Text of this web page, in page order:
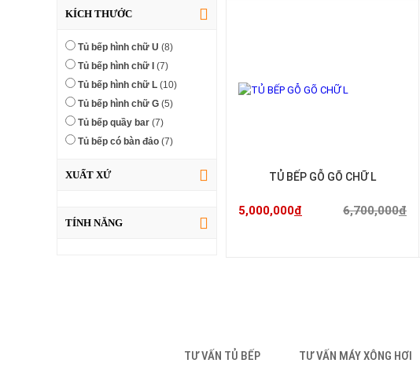
KÍCH THƯỚC
Tủ bếp hình chữ U (8)
Tủ bếp hình chữ I
(7)
Tủ bếp hình chữ L (10)
Tủ bếp hình chữ G (5)
Tủ bếp quầy bar (7)
Tủ bếp có bàn đảo (7)
XUẤT XỨ
TÍNH NĂNG
TỦ BẾP GỖ GÕ CHỮ L
5,000,000đ 6,700,000đ
TƯ VẤN TỦ BẾP TƯ VẤN MÁY XÔNG HƠI